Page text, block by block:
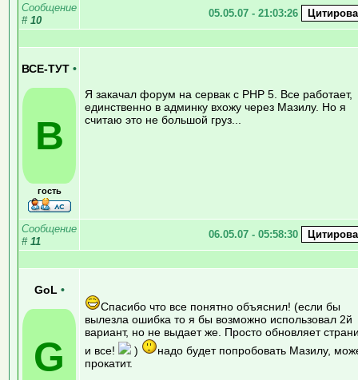
Сообщение
# 10
05.05.07 - 21:03:26
ВСЕ-ТУТ •
В
гость
Я закачал форум на сервак с PHP 5. Все работает,
единственно в админку вхожу через Мазилу. Но я
считаю это не большой груз...
Сообщение
# 11
06.05.07 - 05:58:30
GoL •
G
Спасибо что все понятно объяснил! (если бы
вылезла ошибка то я бы возможно использовал 2й
вариант, но не выдает же. Просто обновляет
и все!
)
надо будет попробовать Мазилу,
прокатит.